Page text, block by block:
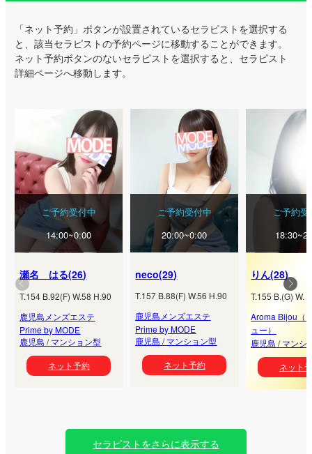
「ネット予約」ボタンが設置されているセラピストを選択する
と、該当セラピストの予約ページに移動することができます。
ネット予約ボタンのないセラピストを選択すると、セラピスト
詳細ページへ移動します。
ご予約受付中
14:00~0:00
瀬名 はる(26)
T.154 B.92(F) W.58 H.90
鹿児島メンズエステ
Prime by MODE
鹿児島 /マンション型
ネット予約
ご予約受付中
20:00~0:00
neco(29)
T.157 B.88(F) W.56 H.90
鹿児島メンズエステ
Prime by MODE
鹿児島 /マンション型
ネット予約
ご予約受
りん(28)
T.155 B.(G) W.
Aroma Bijou（
ュー）
鹿児島 /マンシ
ネット
セラピストをさらに表示する